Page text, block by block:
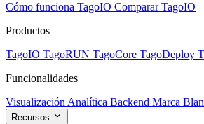
Cómo funciona TagoIO Comparar TagoIO
Productos
TagoIO TagoRUN TagoCore TagoDeploy
Funcionalidades
Visualización Analítica Backend Marca
Recursos